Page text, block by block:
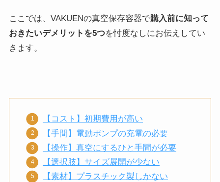
ここでは、VAKUENの真空保存容器で購入前に知って
おきたいデメリットを5つを忖度なしにお伝えしてい
きます。
【コスト】初期費用が高い
【手間】電動ポンプの充電の必要
【操作】真空にするひと手間が必要
【選択肢】サイズ展開が少ない
【素材】プラスチック製しかない